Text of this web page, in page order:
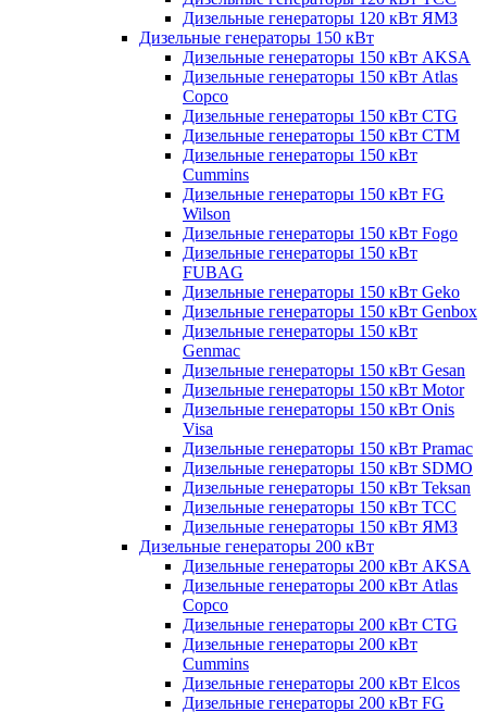
Дизельные генераторы 120 кВт ЯМЗ
Дизельные генераторы 150 кВт
Дизельные генераторы 150 кВт AKSA
Дизельные генераторы 150 кВт Atlas
Copco
Дизельные генераторы 150 кВт CTG
Дизельные генераторы 150 кВт CTM
Дизельные генераторы 150 кВт
Cummins
Дизельные генераторы 150 кВт FG
Wilson
Дизельные генераторы 150 кВт Fogo
Дизельные генераторы 150 кВт
FUBAG
Дизельные генераторы 150 кВт Geko
Дизельные генераторы 150 кВт Genbox
Дизельные генераторы 150 кВт
Genmac
Дизельные генераторы 150 кВт Gesan
Дизельные генераторы 150 кВт Motor
Дизельные генераторы 150 кВт Onis
Visa
Дизельные генераторы 150 кВт Pramac
Дизельные генераторы 150 кВт SDMO
Дизельные генераторы 150 кВт Teksan
Дизельные генераторы 150 кВт ТСС
Дизельные генераторы 150 кВт ЯМЗ
Дизельные генераторы 200 кВт
Дизельные генераторы 200 кВт AKSA
Дизельные генераторы 200 кВт Atlas
Copco
Дизельные генераторы 200 кВт CTG
Дизельные генераторы 200 кВт
Cummins
Дизельные генераторы 200 кВт Elcos
Дизельные генераторы 200 кВт FG